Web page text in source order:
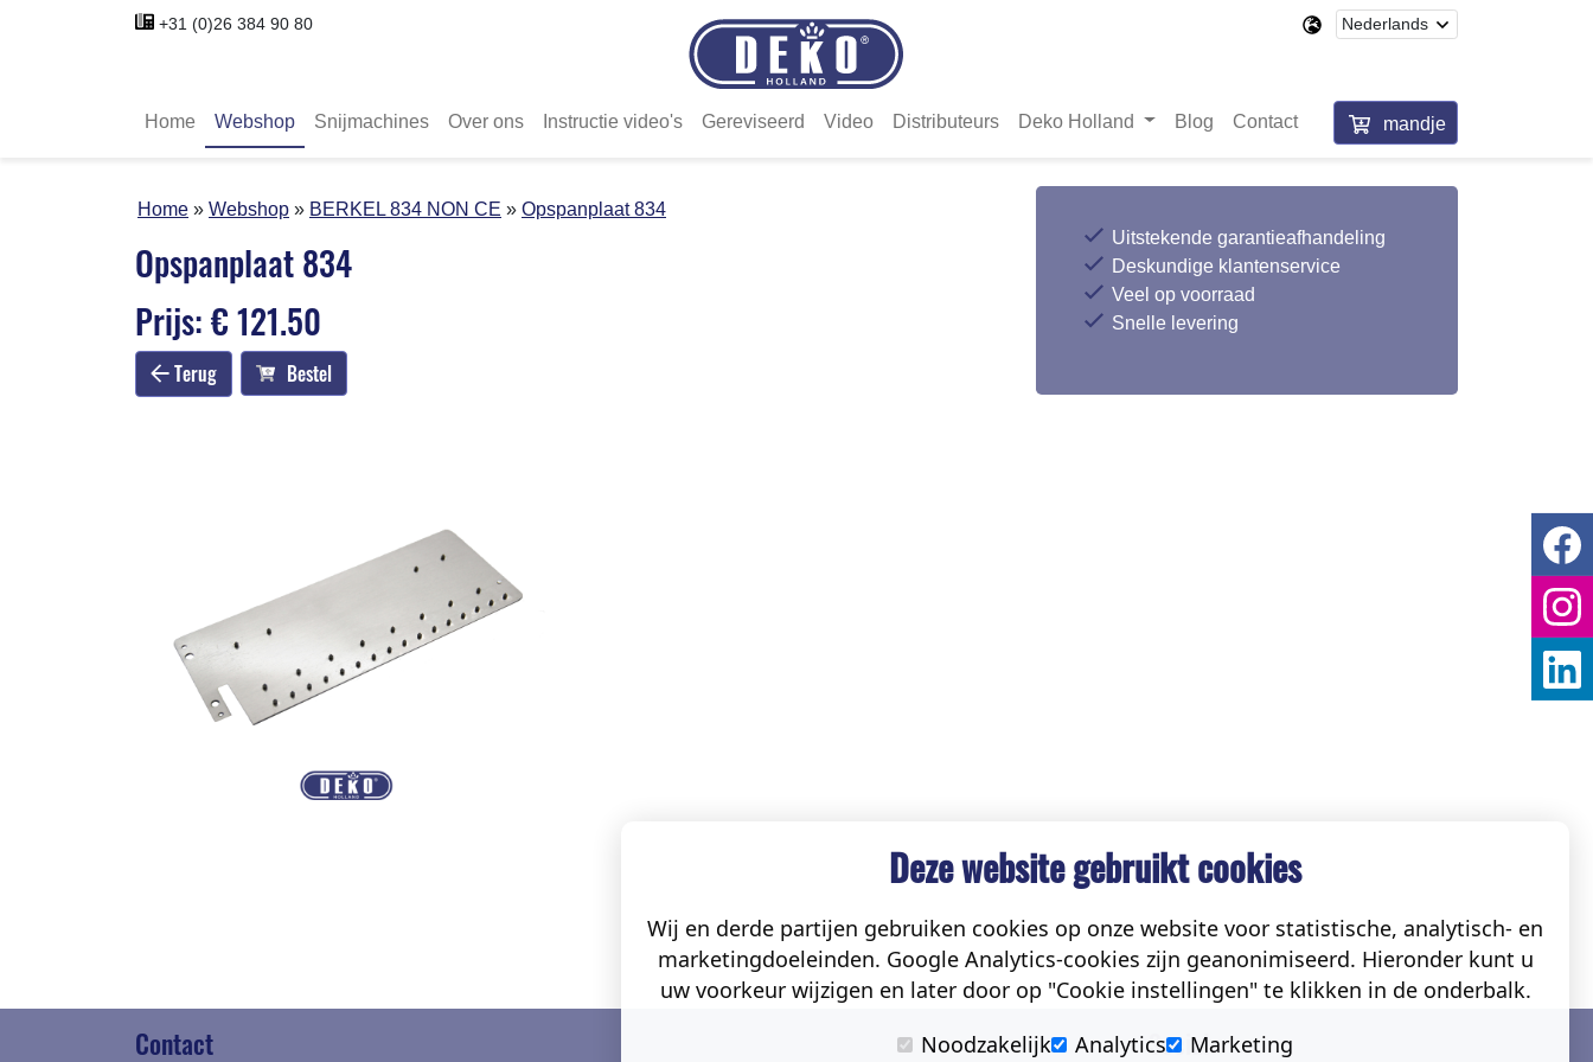
+31 (0)26 384 90 80
Home Webshop Snijmachines Over ons Instructie video's Gereviseerd Video Distributeurs Deko Holland Blog Contact mandje
Home Webshop BERKEL 834 NON CE Opspanplaat 834
Opspanplaat 834
Prijs: € 121.50
Terug Bestel
Uitstekende garantieafhandeling
Deskundige klantenservice
Veel op voorraad
Snelle levering
Contact Social
Deze website gebruikt cookies
Wij en derde partijen gebruiken cookies op onze website voor statistische, analytisch- en
marketingdoeleinden. Google Analytics-cookies zijn geanonimiseerd. Hieronder kunt u
uw voorkeur wijzigen en later door op "Cookie instellingen" te klikken in de onderbalk.
Noodzakelijk
Analytics Marketing